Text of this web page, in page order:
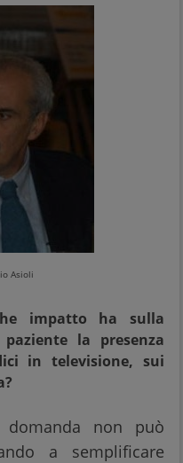
Asioli
impatto ha sulla
la presenza
in televisione, sui
non può
a semplificare